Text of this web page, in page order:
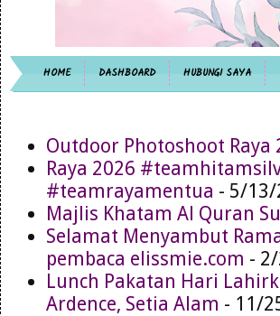
HOME DASHBOARD HUBUNGI SAYA
Outdoor Photoshoot Raya
Raya 2026
#teamrayamentua - 5/13/
Majlis Khatam Al Quran
Selamat Menyambut
pembaca elissmie.com -
Lunch Pakatan Hari
Ardence, Setia Alam - 11/